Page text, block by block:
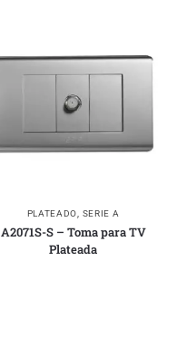
PLATEADO SERIE A
A2071S-S – Toma para TV
Plateada